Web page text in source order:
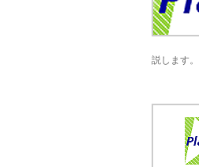
説します。